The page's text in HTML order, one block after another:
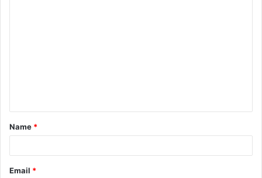
Name *
Email *